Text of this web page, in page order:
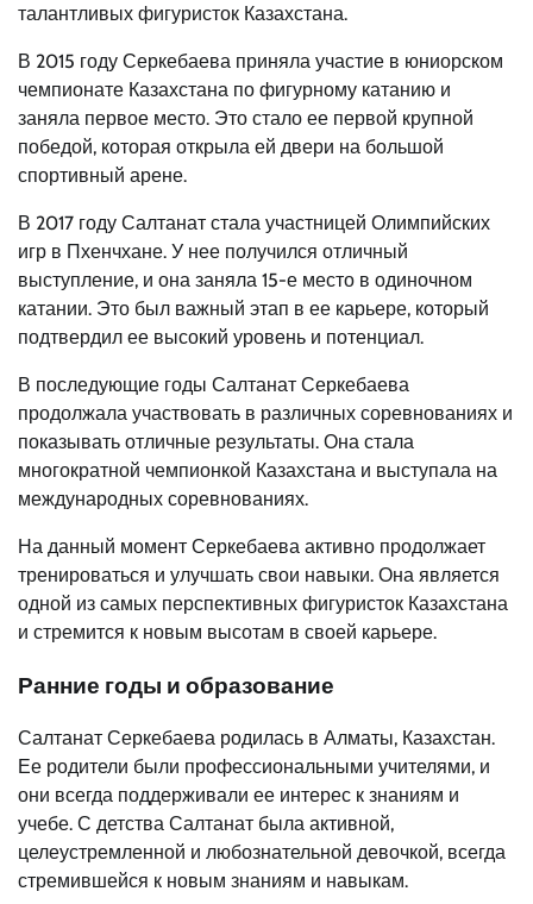
талантливых фигуристок Казахстана.
В 2015 году Серкебаева приняла участие в юниорском
чемпионате Казахстана по фигурному катанию и
заняла первое место. Это стало ее первой крупной
победой, которая открыла ей двери на большой
спортивный арене.
В 2017 году Салтанат стала участницей Олимпийских
игр в Пхенчхане. У нее получился отличный
выступление, и она заняла 15-е место в одиночном
катании. Это был важный этап в ее карьере, который
подтвердил ее высокий уровень и потенциал.
В последующие годы Салтанат Серкебаева
продолжала участвовать в различных соревнованиях и
показывать отличные результаты. Она стала
многократной чемпионкой Казахстана и выступала на
международных соревнованиях.
На данный момент Серкебаева активно продолжает
тренироваться и улучшать свои навыки. Она является
одной из самых перспективных фигуристок Казахстана
и стремится к новым высотам в своей карьере.
Ранние годы и образование
Салтанат Серкебаева родилась в Алматы, Казахстан.
Ее родители были профессиональными учителями, и
они всегда поддерживали ее интерес к знаниям и
учебе. С детства Салтанат была активной,
целеустремленной и любознательной девочкой, всегда
стремившейся к новым знаниям и навыкам.